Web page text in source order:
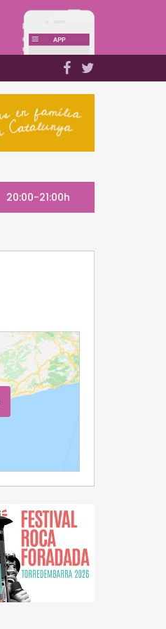
20:00-21:00h